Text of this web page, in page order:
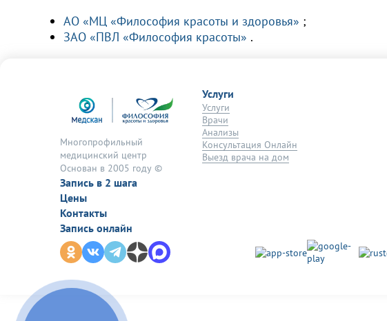
АО «МЦ «Философия красоты и здоровья» ;
ЗАО «ПВЛ «Философия красоты» .
Многопрофильный
медицинский центр
Основан в 2005 году ©
Запись в 2 шага
Цены
Контакты
Запись онлайн
Услуги
Услуги
Врачи
Анализы
Консультация Онлайн
Выезд врача на дом